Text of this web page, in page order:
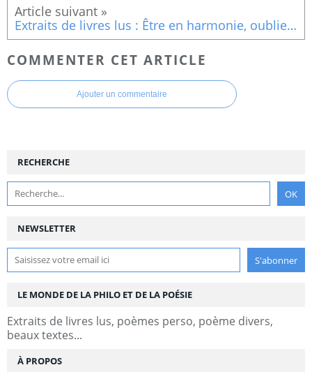
Extraits de livres lus : Être en harmonie, oublier ses soucis, simplement vivre Ne vous mettez pas e
COMMENTER CET ARTICLE
Ajouter un commentaire
NEWSLETTER
RECHERCHE
LE MONDE DE LA PHILO ET DE LA POÉSIE
Extraits de livres lus, poèmes perso, poème divers,
beaux textes...
À PROPOS